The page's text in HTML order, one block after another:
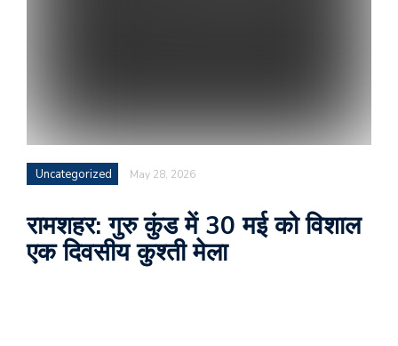
Uncategorized May 28, 2026
रामशहर: गुरु कुंड में 30 मई को विशाल
एक दिवसीय कुश्ती मेला